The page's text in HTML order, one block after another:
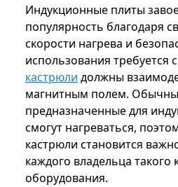
Индукционные плиты
популярность благодаря
скорости нагрева и
использования требуется
кастрюли должны
магнитным полем.
предназначенные для
смогут нагреваться,
кастрюли становится
каждого владельца такого
оборудования.